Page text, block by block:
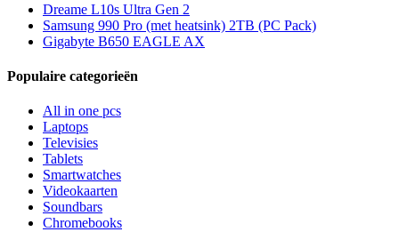
Dreame L10s Ultra Gen 2
Samsung 990 Pro (met heatsink) 2TB (PC Pack)
Gigabyte B650 EAGLE AX
Populaire categorieën
All in one pcs
Laptops
Televisies
Tablets
Smartwatches
Videokaarten
Soundbars
Chromebooks